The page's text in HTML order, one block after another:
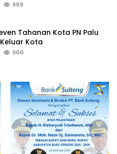
969
Tahanan Kota PN Palu
Kota
966